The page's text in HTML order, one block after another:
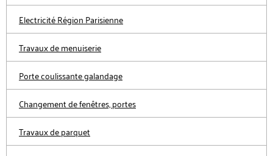
Electricité Région Parisienne
Travaux de menuiserie
Porte coulissante galandage
Changement de fenêtres, portes
Travaux de parquet